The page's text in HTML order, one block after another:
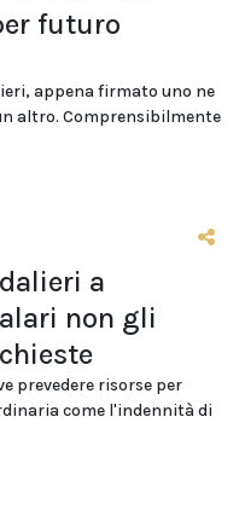
futuro
appena firmato uno ne
altro. Comprensibilmente
a
non gli
prevedere risorse per
come l'indennità di